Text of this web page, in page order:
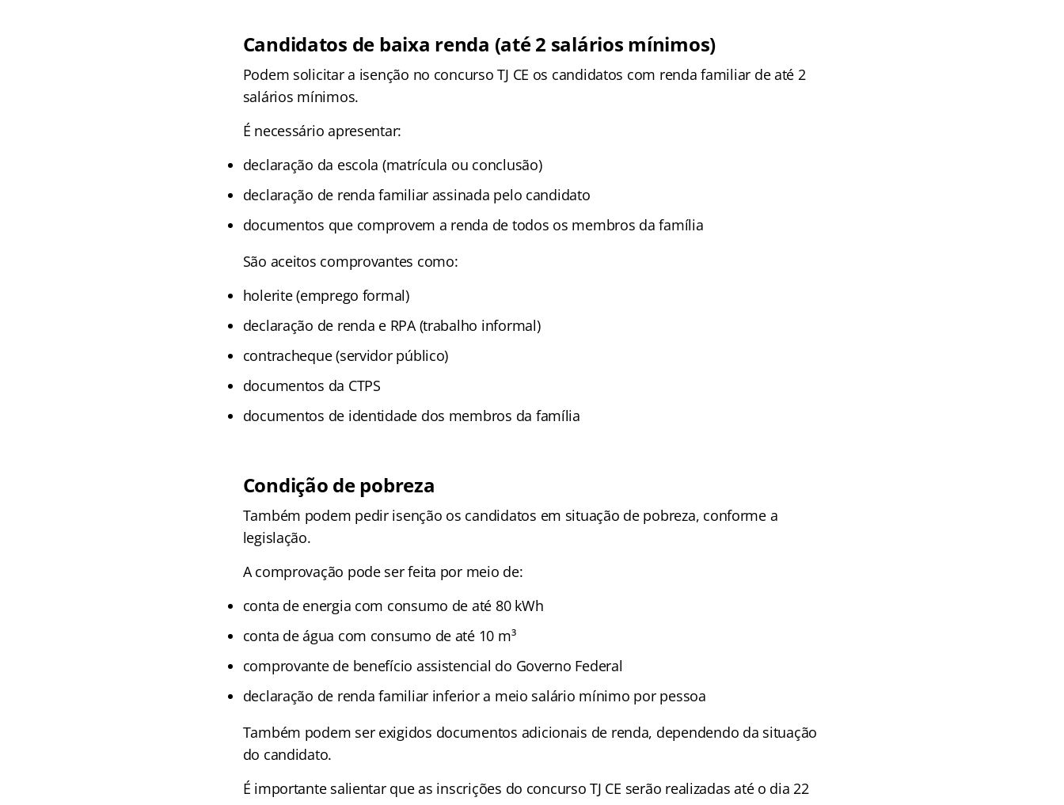
Candidatos de baixa renda (até 2 salários mínimos)
Podem solicitar a isenção no concurso TJ CE os candidatos com renda familiar de até 2
salários mínimos.
É necessário apresentar:
declaração da escola (matrícula ou conclusão)
declaração de renda familiar assinada pelo candidato
documentos que comprovem a renda de todos os membros da família
São aceitos comprovantes como:
holerite (emprego formal)
declaração de renda e RPA (trabalho informal)
contracheque (servidor público)
documentos da CTPS
documentos de identidade dos membros da família
Condição de pobreza
Também podem pedir isenção os candidatos em situação de pobreza, conforme a
legislação.
A comprovação pode ser feita por meio de:
conta de energia com consumo de até 80 kWh
conta de água com consumo de até 10 m³
comprovante de benefício assistencial do Governo Federal
declaração de renda familiar inferior a meio salário mínimo por pessoa
Também podem ser exigidos documentos adicionais de renda, dependendo da situação
do candidato.
É importante salientar que as inscrições do concurso TJ CE serão realizadas até o dia 22